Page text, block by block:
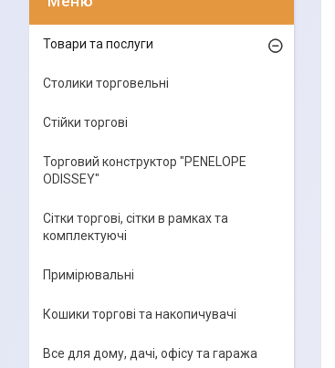
Товари та послуги
Столики торговельні
Стійки торгові
Торговий конструктор "PENELOPE
ODISSEY"
Сітки торгові, сітки в рамках та
комплектуючі
Примірювальні
Кошики торгові та накопичувачі
Все для дому, дачі, офісу та гаража